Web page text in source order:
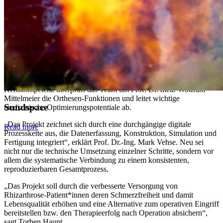
Sundspace
Read more
Die Fertigungsparameter werden so angepasst, dass langlebige,
belastbare und optisch ansprechende Orthesen entstehen. Zudem
entwickelt das AMRO-Team ein modulares Baukastensystem, das
individuelle Anpassungen während des Therapieverlaufs erlaubt.
Die Orthopädische Klinik der Universitätsmedizin Rostock (UMR)
orchestriert klinische Untersuchungen zur medizinischen
Validierung des Entwicklungsfortschritts. Im Sinne seiner
Kernkompetenz überprüft das Team um Prof. Dr. med. Wolfram
Mittelmeier die Orthesen-Funktionen und leitet wichtige
medizinische Optimierungspotentiale ab.
„Das Projekt zeichnet sich durch eine durchgängige digitale
Prozesskette aus, die Datenerfassung, Konstruktion, Simulation und
Fertigung integriert“, erklärt Prof. Dr.-Ing. Mark Vehse. Neu sei
nicht nur die technische Umsetzung einzelner Schritte, sondern vor
allem die systematische Verbindung zu einem konsistenten,
reproduzierbaren Gesamtprozess.
„Das Projekt soll durch die verbesserte Versorgung von
Rhizarthrose-Patient*innen deren Schmerzfreiheit und damit
Lebensqualität erhöhen und eine Alternative zum operativen Eingriff
bereitstellen bzw. den Therapieerfolg nach Operation absichern“,